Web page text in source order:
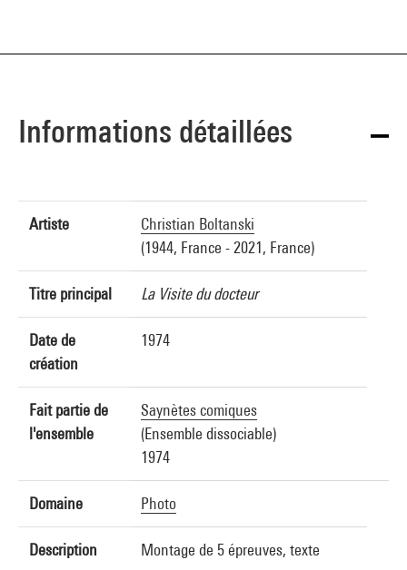
Informations détaillées
Artiste
Christian Boltanski
(1944, France - 2021, France)
Titre principal La Visite du docteur
Date de
création
1974
Fait partie de
l'ensemble
Saynètes comiques
(Ensemble dissociable)
1974
Domaine Photo
Description Montage de 5 épreuves, texte